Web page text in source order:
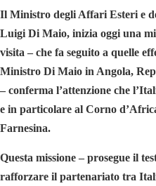
Il Ministro degli Affari Esteri e
Luigi Di Maio, inizia oggi una
visita – che fa seguito a quelle
Ministro Di Maio in Angola,
– conferma l’attenzione che
e in particolare al Corno
Farnesina.
Questa missione – prosegue il
rafforzare il partenariato tra